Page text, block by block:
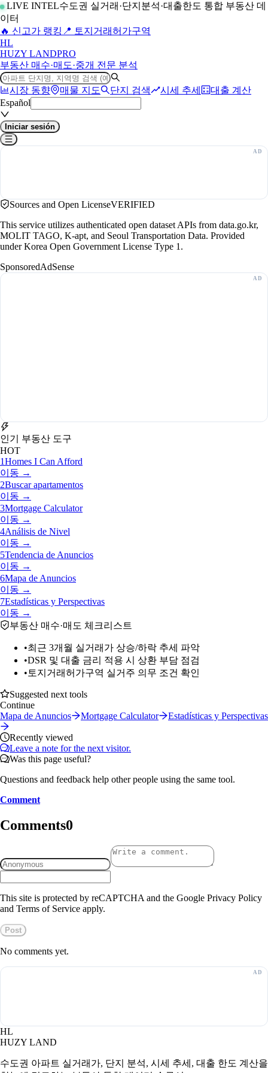
LIVE INTEL수도권 실거래·단지분석·대출한도 통합 부동산 데
이터
🔥 신고가 랭킹 📍 토지거래허가구역
HL
HUZY LANDPRO
부동산 매수·매도·중개 전문 분석
시장 동향 매물 지도 단지 검색 시세 추세
대출 계산
Español
Iniciar sesión
Sources and Open LicenseVERIFIED
This service utilizes authenticated open dataset APIs from data.go.kr,
MOLIT TAGO, K-apt, and Seoul Transportation Data. Provided
under Korea Open Government License Type 1.
SponsoredAdSense
인기 부동산 도구
HOT
1Homes I Can Afford
이동 →
2Buscar apartamentos
이동 →
3Mortgage Calculator
이동 →
4Análisis de Nivel
이동 →
5Tendencia de Anuncios
이동 →
6Mapa de Anuncios
이동 →
7Estadísticas y Perspectivas
이동 →
부동산 매수·매도 체크리스트
•최근 3개월 실거래가 상승/하락 추세 파악
•DSR 및 대출 금리 적용 시 상환 부담 점검
• 토지거래허가구역 실거주 의무 조건 확인
Suggested next tools
Continue
Mapa de Anuncios
Mortgage Calculator Estadísticas y Perspectivas
Recently viewed
Leave a note for the next visitor.
Was this page useful?
Questions and feedback help other people using the same tool.
Comment
Comments0
This site is protected by reCAPTCHA and the Google Privacy Policy
and Terms of Service apply.
Post
No comments yet.
HL
HUZY LAND
수도권 아파트 실거래가, 단지 분석, 시세 추세, 대출 한도 계산을